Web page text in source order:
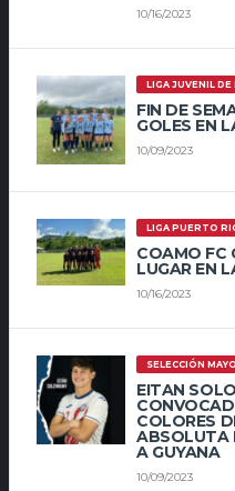
10/16/2023
LIGA JUVENIL
FIN DE
GOLES EN
10/09/2023
LIGA PUERTO
COAMO FC
LUGAR EN
10/16/2023
SELECCIÓN
EITAN
COLORES
ABSOLUTA
A GUYANA
10/09/2023